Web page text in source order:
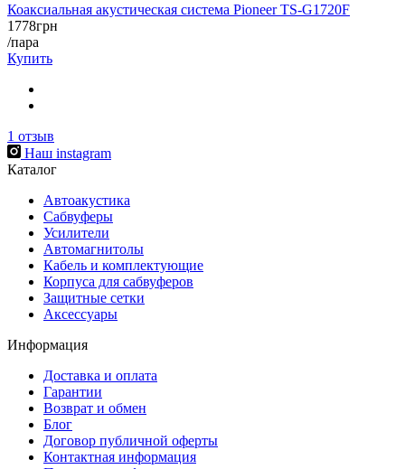
Коаксиальная акустическая система Pioneer TS-G1720F
1778грн
/пара
Купить
1 отзыв
Наш instagram
Каталог
Автоакустика
Сабвуферы
Усилители
Автомагнитолы
Кабель и комплектующие
Корпуса для сабвуферов
Защитные сетки
Аксессуары
Информация
Доставка и оплата
Гарантии
Возврат и обмен
Блог
Договор публичной оферты
Контактная информация